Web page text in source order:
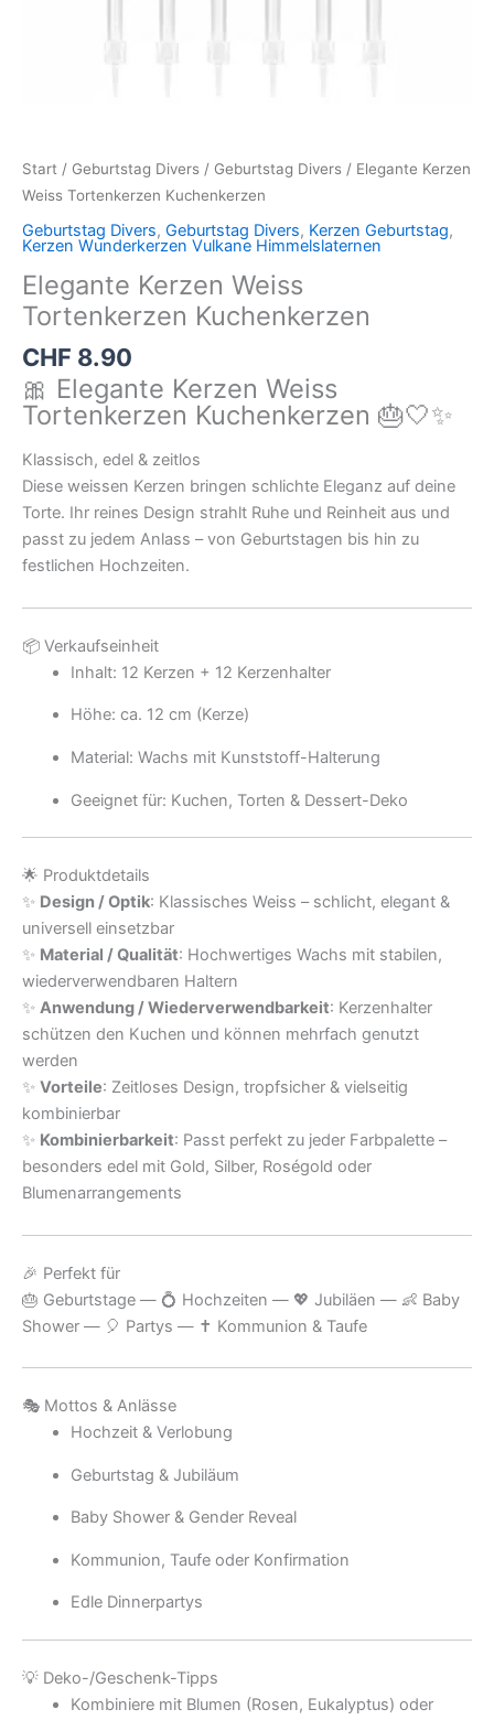
Start / Geburtstag Divers / Geburtstag Divers / Elegante Kerzen
Weiss Tortenkerzen Kuchenkerzen
Geburtstag Divers, Geburtstag Divers, Kerzen Geburtstag,
Kerzen Wunderkerzen Vulkane Himmelslaternen
Elegante Kerzen Weiss
Tortenkerzen Kuchenkerzen
CHF 8.90
🎀 Elegante Kerzen Weiss
Tortenkerzen Kuchenkerzen 🎂🤍✨
Klassisch, edel & zeitlos
Diese weissen Kerzen bringen schlichte Eleganz auf deine
Torte. Ihr reines Design strahlt Ruhe und Reinheit aus und
passt zu jedem Anlass – von Geburtstagen bis hin zu
festlichen Hochzeiten.
📦 Verkaufseinheit
Inhalt: 12 Kerzen + 12 Kerzenhalter
Höhe: ca. 12 cm (Kerze)
Material: Wachs mit Kunststoff-Halterung
Geeignet für: Kuchen, Torten & Dessert-Deko
🌟 Produktdetails
✨ Design / Optik: Klassisches Weiss – schlicht, elegant &
universell einsetzbar
✨ Material / Qualität: Hochwertiges Wachs mit stabilen,
wiederverwendbaren Haltern
✨ Anwendung / Wiederverwendbarkeit: Kerzenhalter
schützen den Kuchen und können mehrfach genutzt
werden
✨ Vorteile: Zeitloses Design, tropfsicher & vielseitig
kombinierbar
✨ Kombinierbarkeit: Passt perfekt zu jeder Farbpalette –
besonders edel mit Gold, Silber, Roségold oder
Blumenarrangements
🎉 Perfekt für
🎂 Geburtstage — 💍 Hochzeiten — 💖 Jubiläen — 👶 Baby
Shower — 🎈 Partys — ✝️ Kommunion & Taufe
🎭 Mottos & Anlässe
Hochzeit & Verlobung
Geburtstag & Jubiläum
Baby Shower & Gender Reveal
Kommunion, Taufe oder Konfirmation
Edle Dinnerpartys
💡 Deko-/Geschenk-Tipps
Kombiniere mit Blumen (Rosen, Eukalyptus) oder